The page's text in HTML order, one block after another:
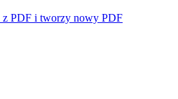
z PDF i tworzy nowy PDF